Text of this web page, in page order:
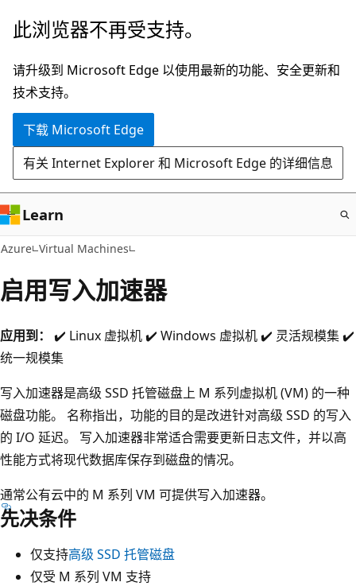
跳
主
要
内
此浏览器不再受支持。
请升级到 Microsoft Edge 以使用最新的功能、安全更新和
技术支持。
下载 Microsoft Edge
有关 Internet Explorer 和 Microsoft Edge 的详细信息
Learn
Azure Virtual Machines
启用写入加速器
应用到：
✔️ Linux 虚拟机 ✔️ Windows 虚拟机 ✔️ 灵活规模集 ✔️
统一规模集
写入加速器是高级 SSD 托管磁盘上 M 系列虚拟机 (VM) 的一种
磁盘功能。 名称指出，功能的目的是改进针对高级 SSD 的写入
的 I/O 延迟。 写入加速器非常适合需要更新日志文件，并以高
性能方式将现代数据库保存到磁盘的情况。
通常公有云中的 M 系列 VM 可提供写入加速器。
先决条件
仅支持高级 SSD 托管磁盘
仅受 M 系列 VM 支持